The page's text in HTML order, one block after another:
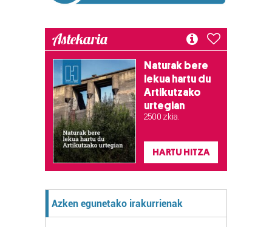
Astekaria
Naturak bere
lekua hartu du
Artikutzako
urtegian
2.500 zkia.
HARTU HITZA
Azken egunetako irakurrienak